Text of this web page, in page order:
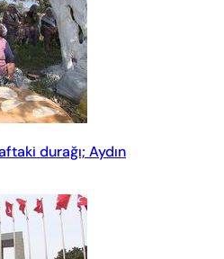
durağı; Aydın